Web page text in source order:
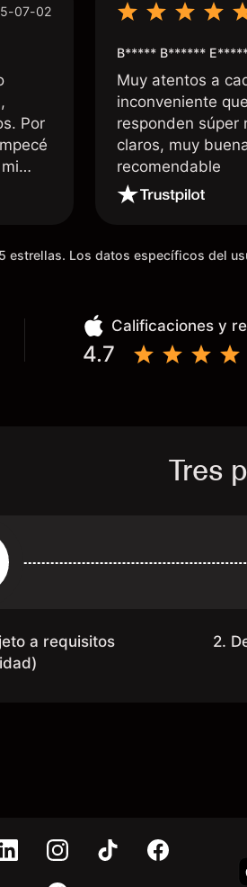
07-02
Por
y la
los
B***** B******
Muy atentos a
inconveniente
responden súper
claros, muy
recomendable
estrellas. Los datos específicos del
Calificaciones y
4.7
Tres
a requisitos
2.